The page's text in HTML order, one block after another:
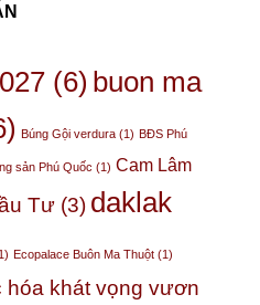
thầm
lặng
quyền
–
3
chỉ
nội
chứng
hội
tư
Quốc
doanh
2026
(6) buon ma
Búng Gội verdura (1) BĐS Phú
sản Phú Quốc (1) Cam Lâm
Tư (3) daklak
Ecopalace Buôn Ma Thuột (1)
hóa khát vọng vươn